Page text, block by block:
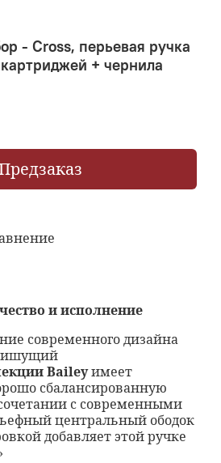
- Cross, перьевая ручка
+ чернила
и исполнение
современного дизайна
Baileyимеет
сбалансированную
с современными
центральный ободок
добавляет этой ручке